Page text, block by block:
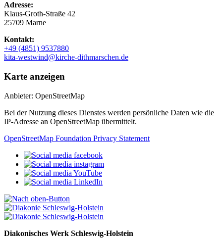
Adresse:
Klaus-Groth-Straße 42
25709 Marne
Kontakt:
+49 (4851) 9537880
kita-westwind@kirche-dithmarschen.de
Karte anzeigen
Anbieter: OpenStreetMap
Bei der Nutzung dieses Dienstes werden persönliche Daten wie die
IP-Adresse an OpenStreetMap übermittelt.
OpenStreetMap Foundation Privacy Statement
Diakonisches Werk Schleswig-Holstein